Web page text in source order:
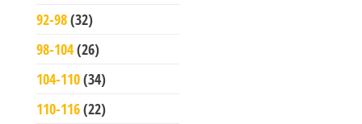
92-98(32)
98-104(26)
104-110(34)
110-116(22)